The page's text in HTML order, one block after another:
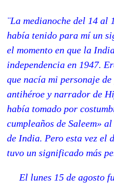
¨La medianoche del 14 al
había tenido para mí un
el momento en que la
independencia en 1947.
que nacía mi personaje
antihéroe y narrador de
había tomado por
cumpleaños de Saleem»
de India. Pero esta vez el
tuvo un significado más
El lunes 15 de agosto